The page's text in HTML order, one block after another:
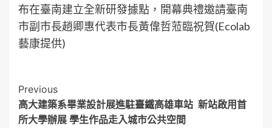
布在臺南建立全新研發據點，開幕典禮邀請臺南
市副市長趙卿惠代表市長黃偉哲蒞臨祝賀(Ecolab
藝康提供)
Post
Navigation
Previous
高大建築系畢業設計展進駐臺鐵高雄車站 新站啟用首
所大學辦展 學生作品走入城市公共空間